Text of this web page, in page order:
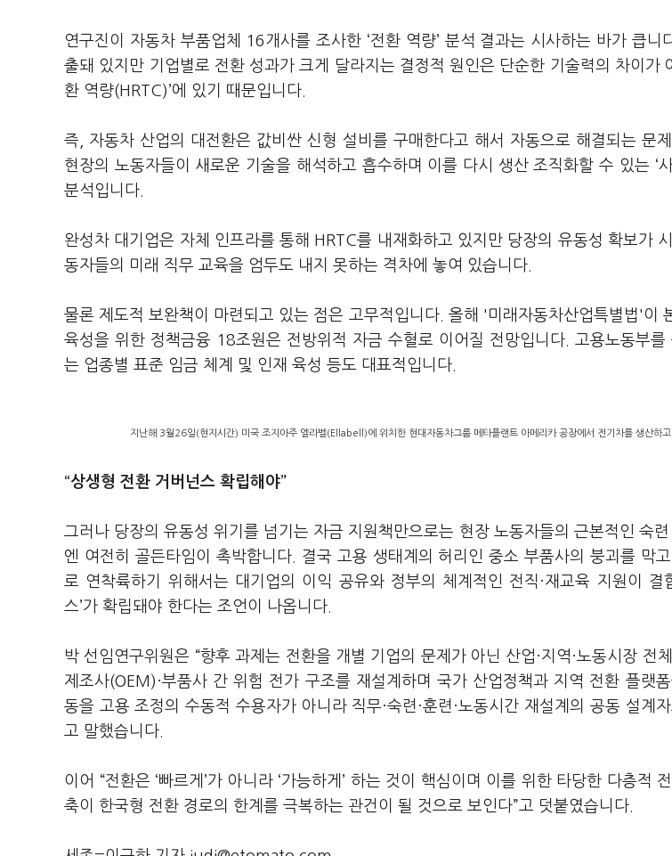
연구진이 자동차 부품업체 16개사를 조사한 ‘전환 역량’ 분석 결과는 시사하는 바가 큽니
출돼 있지만 기업별로 전환 성과가 크게 달라지는 결정적 원인은 단순한 기술력의 차이가
환 역량(HRTC)’에 있기 때문입니다.
즉, 자동차 산업의 대전환은 값비싼 신형 설비를 구매한다고 해서 자동으로 해결되는 문
현장의 노동자들이 새로운 기술을 해석하고 흡수하며 이를 다시 생산 조직화할 수 있는 ‘
분석입니다.
완성차 대기업은 자체 인프라를 통해 HRTC를 내재화하고 있지만 당장의 유동성 확보가
동자들의 미래 직무 교육을 엄두도 내지 못하는 격차에 놓여 있습니다.
물론 제도적 보완책이 마련되고 있는 점은 고무적입니다. 올해 '미래자동차산업특별법'이
육성을 위한 정책금융 18조원은 전방위적 자금 수혈로 이어질 전망입니다. 고용노동부를
는 업종별 표준 임금 체계 및 인재 육성 등도 대표적입니다.
지난해 3월26일(현지시간) 미국 조지아주 엘라벨(Ellabell)에 위치한 현대자동차그룹 메타플랜트 아메리카 공장에서 전기차를 생산하
“상생형 전환 거버넌스 확립해야”
그러나 당장의 유동성 위기를 넘기는 자금 지원책만으로는 현장 노동자들의 근본적인 숙련
엔 여전히 골든타임이 촉박합니다. 결국 고용 생태계의 허리인 중소 부품사의 붕괴를 막
로 연착륙하기 위해서는 대기업의 이익 공유와 정부의 체계적인 전직·재교육 지원이 결
스’가 확립돼야 한다는 조언이 나옵니다.
박 선임연구위원은 “향후 과제는 전환을 개별 기업의 문제가 아닌 산업·지역·노동시장 전
제조사(OEM)·부품사 간 위험 전가 구조를 재설계하며 국가 산업정책과 지역 전환 플랫
동을 고용 조정의 수동적 수용자가 아니라 직무·숙련·훈련·노동시간 재설계의 공동 설계
고 말했습니다.
이어 “전환은 ‘빠르게’가 아니라 ‘가능하게’ 하는 것이 핵심이며 이를 위한 타당한 다층적
축이 한국형 전환 경로의 한계를 극복하는 관건이 될 것으로 보인다”고 덧붙였습니다.